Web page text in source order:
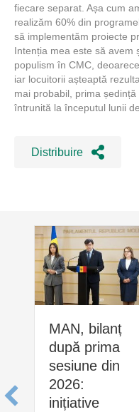
fiecare separat. Așa cum
realizăm 60% din
să implementăm proiecte
Intenția mea este să avem
populism în CMC,
iar locuitorii așteaptă
mai probabil, prima
întrunită la începutul lunii
Distribuire
MAN, bilanț
după prima
sesiune din
2026:
inițiative